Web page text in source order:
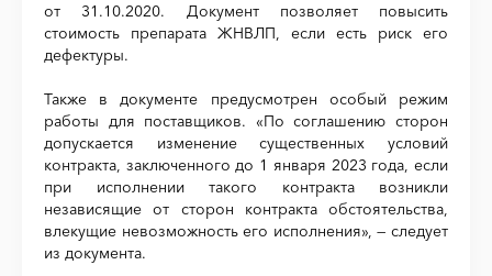
от 31.10.2020. Документ позволяет повысить
стоимость препарата ЖНВЛП, если есть риск его
дефектуры.
Также в документе предусмотрен особый режим
работы для поставщиков. «По соглашению сторон
допускается изменение существенных условий
контракта, заключенного до 1 января 2023 года, если
при исполнении такого контракта возникли
независящие от сторон контракта обстоятельства,
влекущие невозможность его исполнения», — следует
из документа.